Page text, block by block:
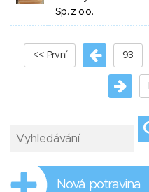
Sp. z o.o.
<< První 93
Nová potravina